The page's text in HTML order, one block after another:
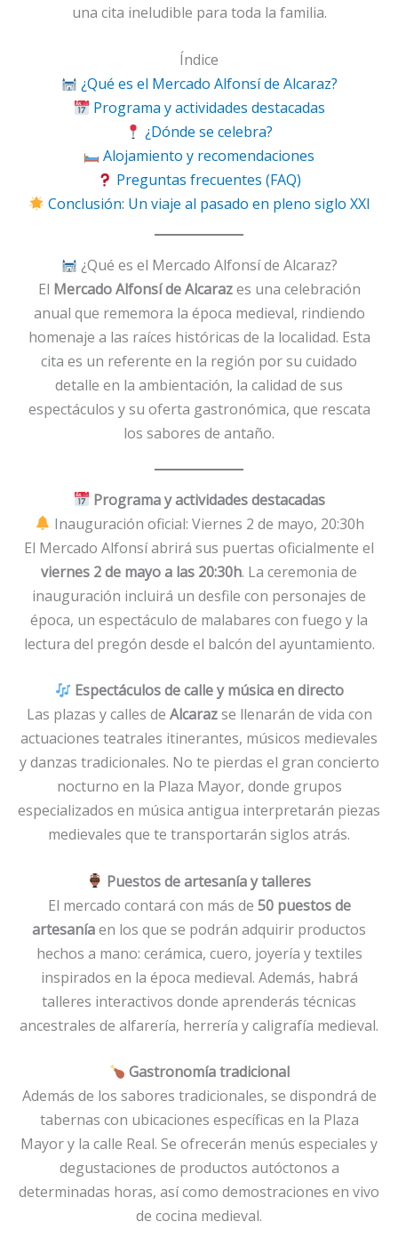
una cita ineludible para toda la familia.
Índice
¿Qué es el Mercado Alfonsí de Alcaraz?
Programa y actividades destacadas
¿Dónde se celebra?
Alojamiento y recomendaciones
Preguntas frecuentes (FAQ)
Conclusión: Un viaje al pasado en pleno siglo XXI
¿Qué es el Mercado Alfonsí de Alcaraz?
El Mercado Alfonsí de Alcarazes una celebración
anual que rememora la época medieval, rindiendo
homenaje a las raíces históricas de la localidad. Esta
cita es un referente en la región por su cuidado
detalle en la ambientación, la calidad de sus
espectáculos y su oferta gastronómica, que rescata
los sabores de antaño.
Programa y actividades destacadas
Inauguración oficial: Viernes 2 de mayo, 20:30h
El Mercado Alfonsí abrirá sus puertas oficialmente el
viernes 2 de mayo a las 20:30h. La ceremonia de
inauguración incluirá un desfile con personajes de
época, un espectáculo de malabares con fuego y la
lectura del pregón desde el balcón del ayuntamiento.
Espectáculos de calle y música en directo
Las plazas y calles de Alcarazse llenarán de vida con
actuaciones teatrales itinerantes, músicos medievales
y danzas tradicionales. No te pierdas el gran concierto
nocturno en la Plaza Mayor, donde grupos
especializados en música antigua interpretarán piezas
medievales que te transportarán siglos atrás.
Puestos de artesanía y talleres
El mercado contará con más de 50 puestos de
artesaníaen los que se podrán adquirir productos
hechos a mano: cerámica, cuero, joyería y textiles
inspirados en la época medieval. Además, habrá
talleres interactivos donde aprenderás técnicas
ancestrales de alfarería, herrería y caligrafía medieval.
Gastronomía tradicional
Además de los sabores tradicionales, se dispondrá de
tabernas con ubicaciones específicas en la Plaza
Mayor y la calle Real. Se ofrecerán menús especiales y
degustaciones de productos autóctonos a
determinadas horas, así como demostraciones en vivo
de cocina medieval.